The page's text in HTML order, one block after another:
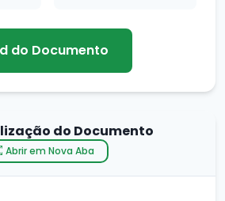
do Documento
do Documento
Abrir em Nova Aba